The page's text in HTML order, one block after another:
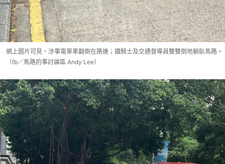
網上圖片可見，涉事電單車翻側在路邊；鐵騎士及交通督導員雙雙倒地躺臥馬路。
（fb／馬路的事討論區 Andy Lee）